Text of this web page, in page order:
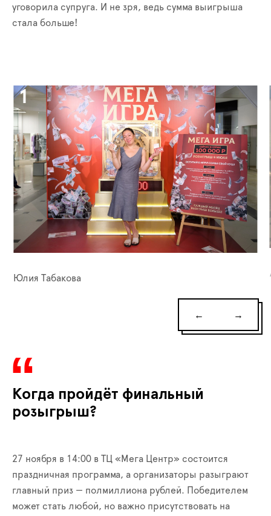
уговорила супруга. И не зря, ведь сумма выигрыша
стала больше!
Юлия Табакова
← →
Когда пройдёт финальный
розыгрыш?
27 ноября в 14:00 в ТЦ «Мега Центр» состоится
праздничная программа, а организаторы разыграют
главный приз — полмиллиона рублей. Победителем
может стать любой, но важно присутствовать на